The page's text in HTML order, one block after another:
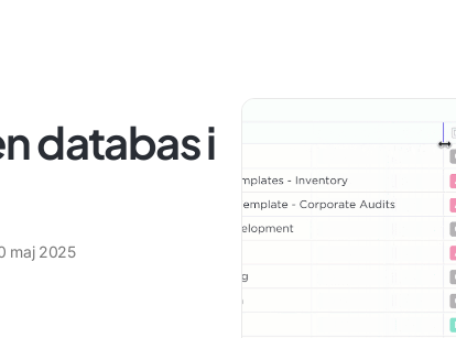
databas i
maj 2025